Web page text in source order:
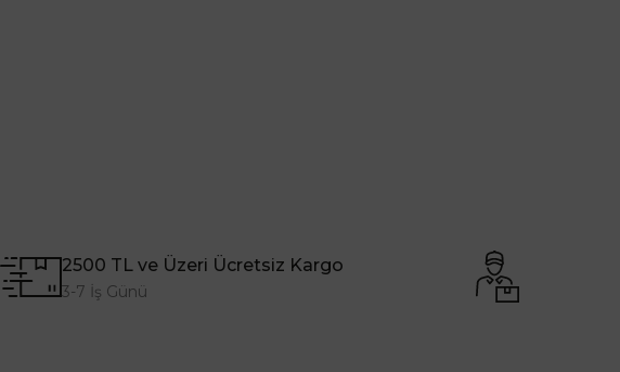
2500 TL ve Üzeri Ücretsiz Kargo
3-7 İş Günü